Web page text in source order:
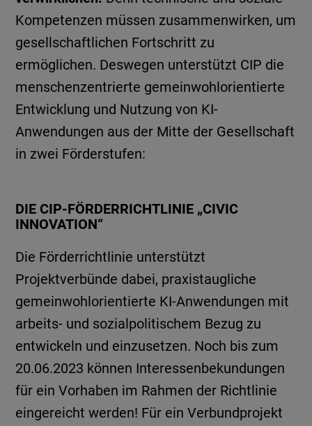
Kompetenzen müssen zusammenwirken, um
gesellschaftlichen Fortschritt zu
ermöglichen. Deswegen unterstützt CIP die
menschenzentrierte gemeinwohlorientierte
Entwicklung und Nutzung von KI-
Anwendungen aus der Mitte der Gesellschaft
in zwei Förderstufen:
DIE CIP-FÖRDERRICHTLINIE „CIVIC
INNOVATION“
Die Förderrichtlinie unterstützt
Projektverbünde dabei, praxistaugliche
gemeinwohlorientierte KI-Anwendungen mit
arbeits- und sozialpolitischem Bezug zu
entwickeln und einzusetzen. Noch bis zum
20.06.2023 können Interessenbekundungen
für ein Vorhaben im Rahmen der Richtlinie
eingereicht werden! Für ein Verbundprojekt